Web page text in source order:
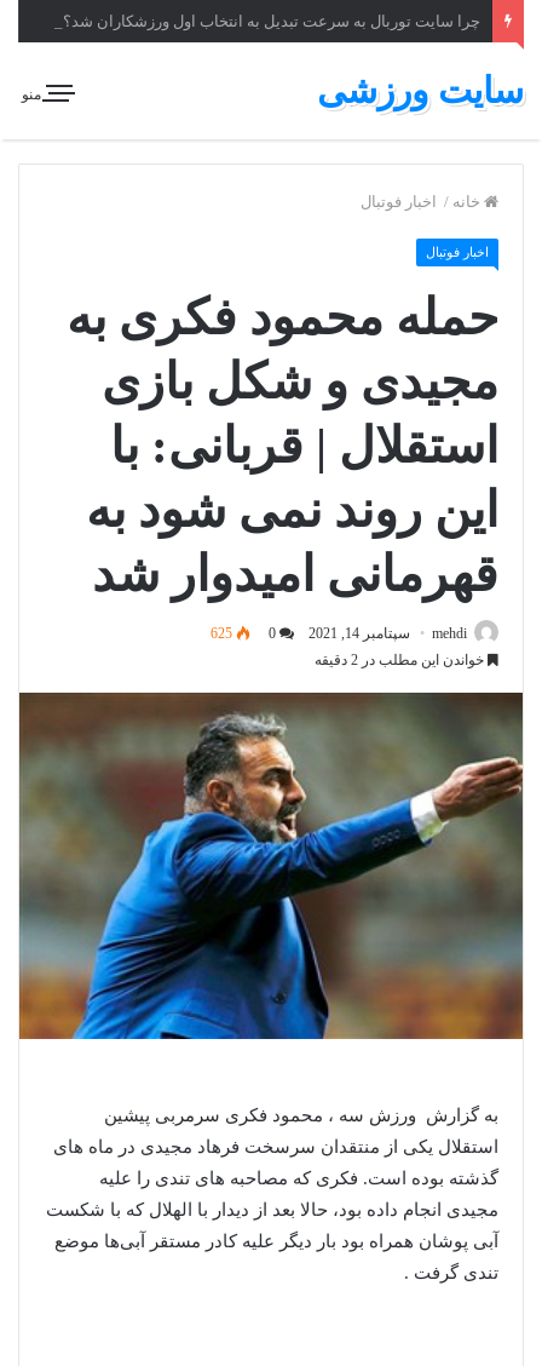
چرا سایت توربال به ‌سرعت تبدیل به انتخاب اول ورزشکاران شد؟
منو سایت ورزشی
خانه / اخبار فوتبال
اخبار فوتبال
حمله محمود فکری به
مجیدی و شکل بازی
استقلال | قربانی: با
این روند نمی شود به
قهرمانی امیدوار شد
mehdi سپتامبر 14, 2021
625
خواندن این مطلب در 2 دقیقه
به گزارش ورزش سه ، محمود فکری سرمربی پیشین
استقلال یکی از منتقدان سرسخت فرهاد مجیدی در ماه های
گذشته بوده است. فکری که مصاحبه های تندی را علیه
مجیدی انجام داده بود، حالا بعد از دیدار با الهلال که با شکست
آبی پوشان همراه بود بار دیگر علیه کادر مستقر آبی‌ها موضع
تندی گرفت .